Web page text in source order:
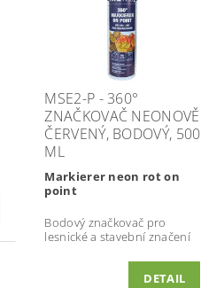
MSE2-P - 360°
ZNAČKOVAČ NEONOVĚ
ČERVENÝ, BODOVÝ, 500
ML
Markierer neon rot on
point
Bodový značkovač pro
lesnické a stavební značení
DETAIL